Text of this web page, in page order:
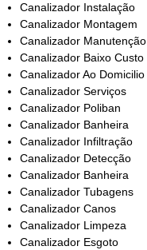
Canalizador Instalação
Canalizador Montagem
Canalizador Manutenção
Canalizador Baixo Custo
Canalizador Ao Domicilio
Canalizador Serviços
Canalizador Poliban
Canalizador Banheira
Canalizador Infiltração
Canalizador Detecção
Canalizador Banheira
Canalizador Tubagens
Canalizador Canos
Canalizador Limpeza
Canalizador Esgoto